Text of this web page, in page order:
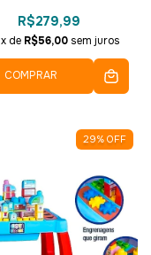
R$279,99
x de R$56,00 sem juros
COMPRAR
29% OFF